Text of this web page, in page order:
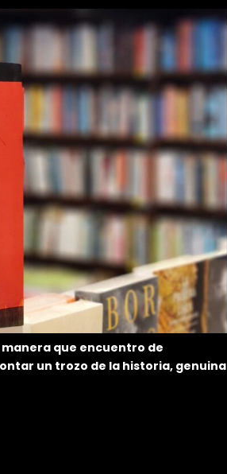
manera que encuentro de
un trozo de la historia, genuina